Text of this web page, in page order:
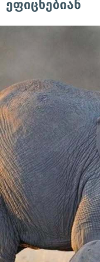
ეფიცხებიან